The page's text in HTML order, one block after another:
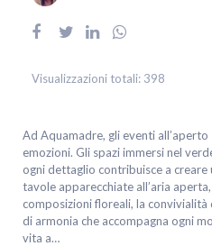
Visualizzazioni totali: 398
Ad Aquamadre, gli eventi
emozioni. Gli spazi immersi nel
ogni dettaglio contribuisce a creare
tavole apparecchiate all’aria
composizioni floreali, la convivialità
di armonia che accompagna ogni
vita a…